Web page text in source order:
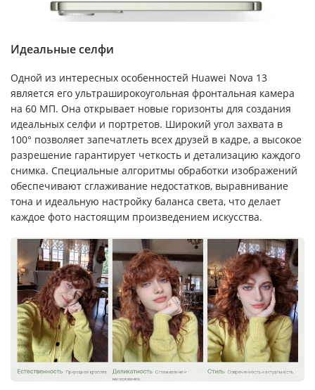
Идеальные селфи
Одной из интересных особенностей Huawei Nova 13
является его ультраширокоугольная фронтальная камера
на 60 МП. Она открывает новые горизонты для создания
идеальных селфи и портретов. Широкий угол захвата в
100° позволяет запечатлеть всех друзей в кадре, а высокое
разрешение гарантирует четкость и детализацию каждого
снимка. Специальные алгоритмы обработки изображений
обеспечивают сглаживание недостатков, выравнивание
тона и идеальную настройку баланса света, что делает
каждое фото настоящим произведением искусства.